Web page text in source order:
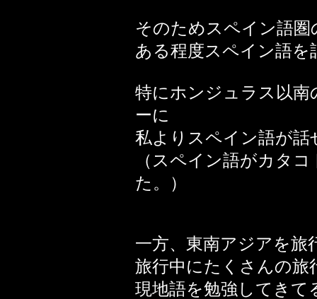
そのためスペイン語
ある程度スペイン語を
特にホンジュラス以
ーに
私よりスペイン語が
（スペイン語がカタ
た。）
一方、東南アジアを旅
旅行中にたくさんの旅
現地語を勉強してきて